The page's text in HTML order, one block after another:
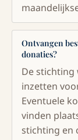
Ontvangen
donaties?
De
inzetten
Eventuele
vinden
stichting en